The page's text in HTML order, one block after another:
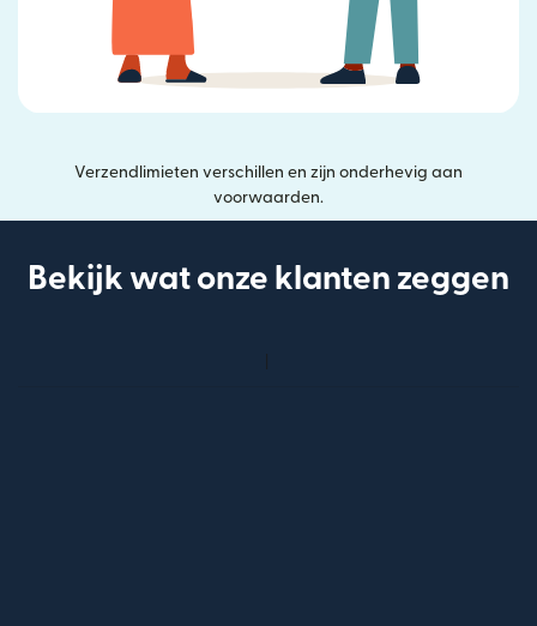
Verzendlimieten verschillen en zijn onderhevig aan
voorwaarden.
Bekijk wat onze klanten zeggen